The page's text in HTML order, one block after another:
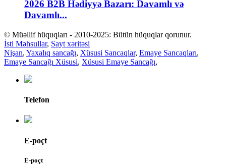
2026 B2B Hədiyyə Bazarı: Davamlı və
Davamlı...
© Müəllif hüquqları - 2010-2025: Bütün hüquqlar qorunur.
İsti Məhsullar, Sayt xəritəsi
Nişan, Yaxalıq sancağı, Xüsusi Sancaqlar, Emaye Sancaqları,
Emaye Sancağı Xüsusi, Xüsusi Emaye Sancağı,
Telefon
E-poçt
E-poçt